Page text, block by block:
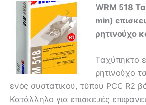
WRM 518
min)
ρητινούχο
Ταχύπηκτο
ρητινούχο
ενός συστατικού, τύπου PCC R2
Κατάλληλο για επισκευές